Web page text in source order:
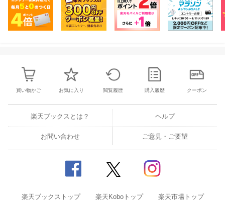
買い物かご お気に入り 閲覧履歴 購入履歴 クーポン
楽天ブックスとは？ ヘルプ
お問い合わせ ご意見・ご要望
楽天ブックストップ 楽天Koboトップ 楽天市場トップ